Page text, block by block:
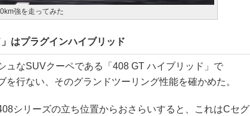
強を走ってみた
」はプラグインハイブリッド
なSUVクーペである「408 GT ハイブリッド」で
を行ない、そのグランドツーリング性能を確かめた。
シリーズの立ち位置からおさらいすると、これはCセグ